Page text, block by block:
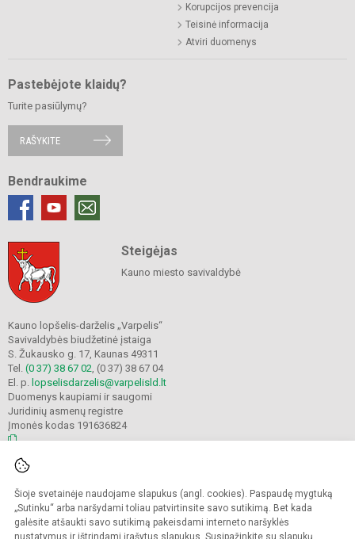
Šioje svetainėje naudojame slapukus (angl. cookies). Paspaudę mygtuką
„Sutinku“ arba naršydami toliau patvirtinsite savo sutikimą. Bet kada
galėsite atšaukti savo sutikimą pakeisdami interneto naršyklės
nustatymus ir ištrindami įrašytus slapukus. Susipažinkite su slapukų
Korupcijos prevencija
Teisinė informacija
Atviri duomenys
Pastebėjote klaidų?
Turite pasiūlymų?
RAŠYKITE
Bendraukime
Steigėjas
Kauno miesto savivaldybė
Kauno lopšelis-darželis „Varpelis“
Savivaldybės biudžetinė įstaiga
S. Žukausko g. 17, Kaunas 49311
Tel. (0 37) 38 67 02 , (0 37) 38 67 04
El. p. lopselisdarzelis@varpelisld.lt
Duomenys kaupiami ir saugomi
Juridinių asmenų registre
Įmonės kodas 191636824
Kopijuoti turinį be raštiško įstaigos administracijos sutikimo griežtai draudžiama.
Prieinamumo paraiška Slapukų politika